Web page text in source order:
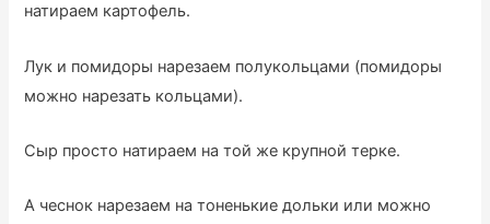
натираем картофель.
Лук и помидоры нарезаем полукольцами (помидоры
можно нарезать кольцами).
Сыр просто натираем на той же крупной терке.
А чеснок нарезаем на тоненькие дольки или можно